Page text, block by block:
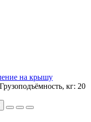
на крышу
Грузоподъёмность, кг: 20